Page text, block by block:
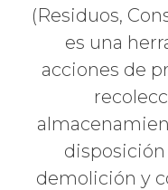
(Residuos,
es una
acciones de
demolición y